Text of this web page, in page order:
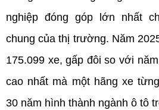
nghiệp đóng góp lớn nhất
chung của thị trường. Năm
175.099 xe, gấp đôi so với
cao nhất mà một hãng xe
30 năm hình thành ngành ô tô